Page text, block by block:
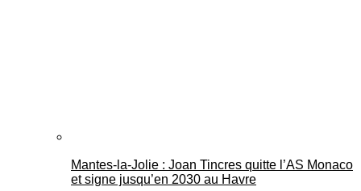
Mantes-la-Jolie : Joan Tincres quitte l’AS Monaco
et signe jusqu’en 2030 au Havre